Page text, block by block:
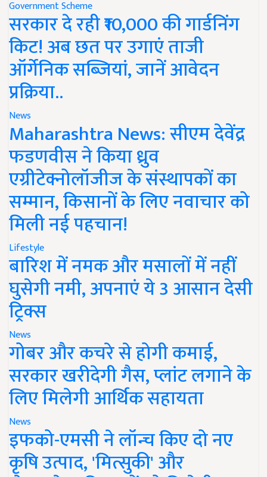
Government Scheme
सरकार दे रही ₹10,000 की गार्डनिंग
किट! अब छत पर उगाएं ताजी
ऑर्गेनिक सब्जियां, जानें आवेदन
प्रक्रिया..
News
Maharashtra News: सीएम देवेंद्र
फडणवीस ने किया ध्रुव
एग्रीटेक्नोलॉजीज के संस्थापकों का
सम्मान, किसानों के लिए नवाचार को
मिली नई पहचान!
Lifestyle
बारिश में नमक और मसालों में नहीं
घुसेगी नमी, अपनाएं ये 3 आसान देसी
ट्रिक्स
News
गोबर और कचरे से होगी कमाई,
सरकार खरीदेगी गैस, प्लांट लगाने के
लिए मिलेगी आर्थिक सहायता
News
इफको-एमसी ने लॉन्च किए दो नए
कृषि उत्पाद, 'मित्सुकी' और